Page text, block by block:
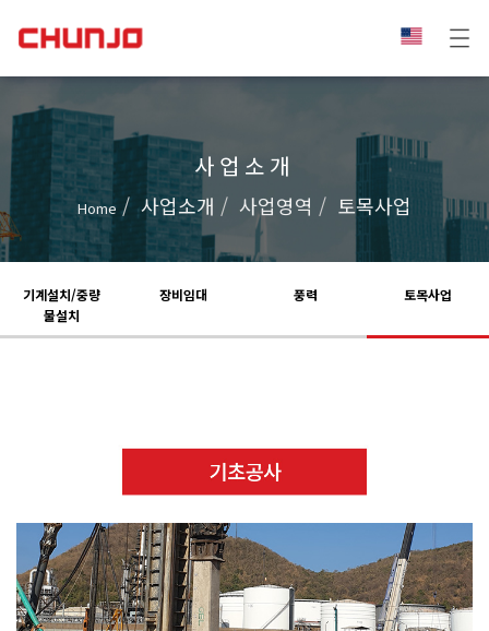
사업소개
Home 사업소개 사업영역 토목사업
기계설치/중량
물설치
장비임대 풍력 토목사업